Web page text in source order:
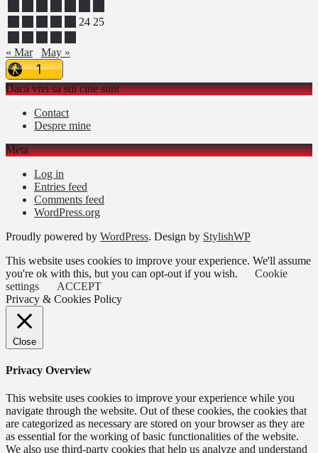
24 25
« Mar
May »
Daca vrei sa stii cine sunt
Contact
Despre mine
Meta
Log in
Entries feed
Comments feed
WordPress.org
Proudly powered by WordPress. Design by StylishWP
This website uses cookies to improve your experience. We'll assume
you're ok with this, but you can opt-out if you wish.
Cookie
settings
ACCEPT
Privacy & Cookies Policy
Close
Privacy Overview
This website uses cookies to improve your experience while you
navigate through the website. Out of these cookies, the cookies that
are categorized as necessary are stored on your browser as they are
as essential for the working of basic functionalities of the website.
We also use third-party cookies that help us analyze and understand